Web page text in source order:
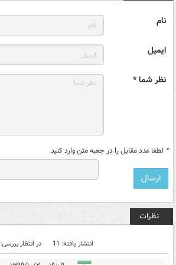
نام
ایمیل
نظر شما *
* لطفا عدد مقابل را در جعبه متن وارد کنید
نظرات
انتشار یافته: 11 در انتظار بررسی: